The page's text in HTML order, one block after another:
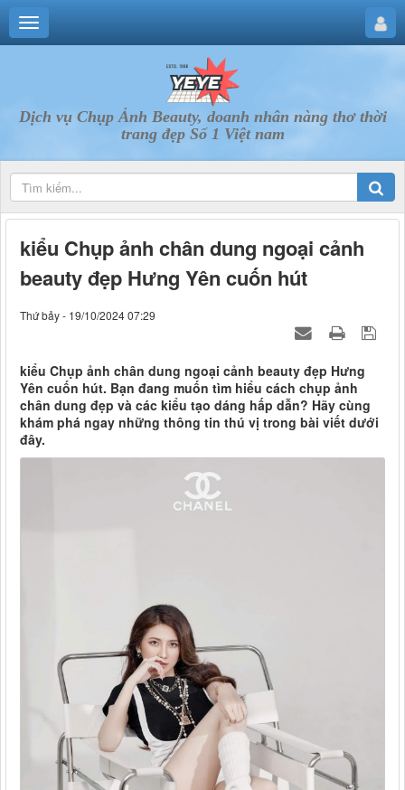
Dịch vụ Chụp Ảnh Beauty, doanh nhân nàng thơ thời
trang đẹp Số 1 Việt nam
kiểu Chụp ảnh chân dung ngoại cảnh
beauty đẹp Hưng Yên cuốn hút
Thứ bảy - 19/10/2024 07:29
kiểu Chụp ảnh chân dung ngoại cảnh beauty đẹp Hưng
Yên cuốn hút. Bạn đang muốn tìm hiểu cách chụp ảnh
chân dung đẹp và các kiểu tạo dáng hấp dẫn? Hãy cùng
khám phá ngay những thông tin thú vị trong bài viết dưới
đây.